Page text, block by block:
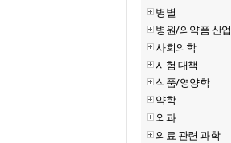
병별
병원/의약품 산업
사회의학
시험 대책
식품/영양학
약학
외과
의료 관련 과학